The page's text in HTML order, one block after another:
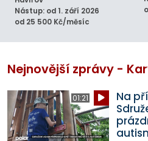
Nástup: od 1. září 2026
od 25 500 Kč/měsíc
Nejnovější zprávy -
01:21
Na